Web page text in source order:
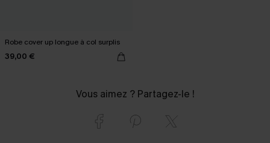
Robe cover up longue à col surplis
39,00 €
Vous aimez ? Partagez-le !